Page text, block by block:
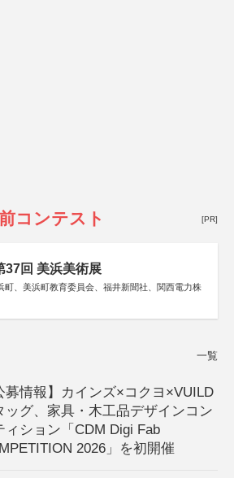
コンテスト [PR]
37回 美浜美術展
町、美浜町教育委員会、福井新聞社、関西電力株
一覧
募情報】カインズ×コクヨ×VUILD
ッグ、家具・木工品デザインコン
ィション「CDM Digi Fab
2026」を初開催